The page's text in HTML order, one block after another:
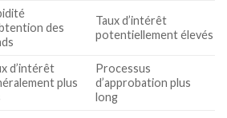
des
Taux d’intérêt
potentiellement élevés
d’intérêt
plus
Processus
d’approbation plus
long